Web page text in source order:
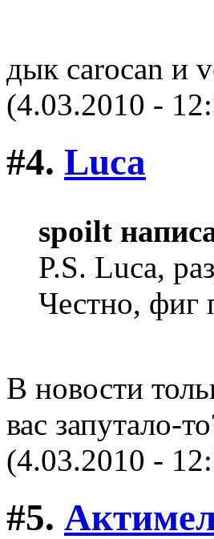
дык carocan и
(4.03.2010 -
#4. Luca
spoilt
P.S. Luca,
Честно, фиг
В новости
вас запутало-
(4.03.2010 -
#5.